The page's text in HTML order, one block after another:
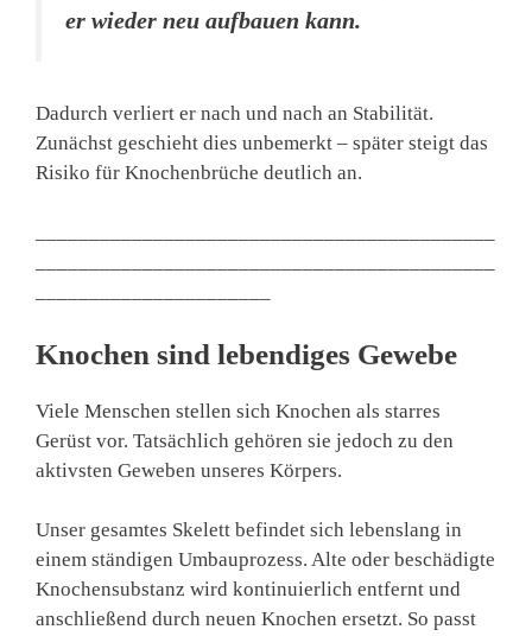
er wieder neu aufbauen kann.
Dadurch verliert er nach und nach an Stabilität.
Zunächst geschieht dies unbemerkt – später steigt das
Risiko für Knochenbrüche deutlich an.
Knochen sind lebendiges Gewebe
Viele Menschen stellen sich Knochen als starres
Gerüst vor. Tatsächlich gehören sie jedoch zu den
aktivsten Geweben unseres Körpers.
Unser gesamtes Skelett befindet sich lebenslang in
einem ständigen Umbauprozess. Alte oder beschädigte
Knochensubstanz wird kontinuierlich entfernt und
anschließend durch neuen Knochen ersetzt. So passt